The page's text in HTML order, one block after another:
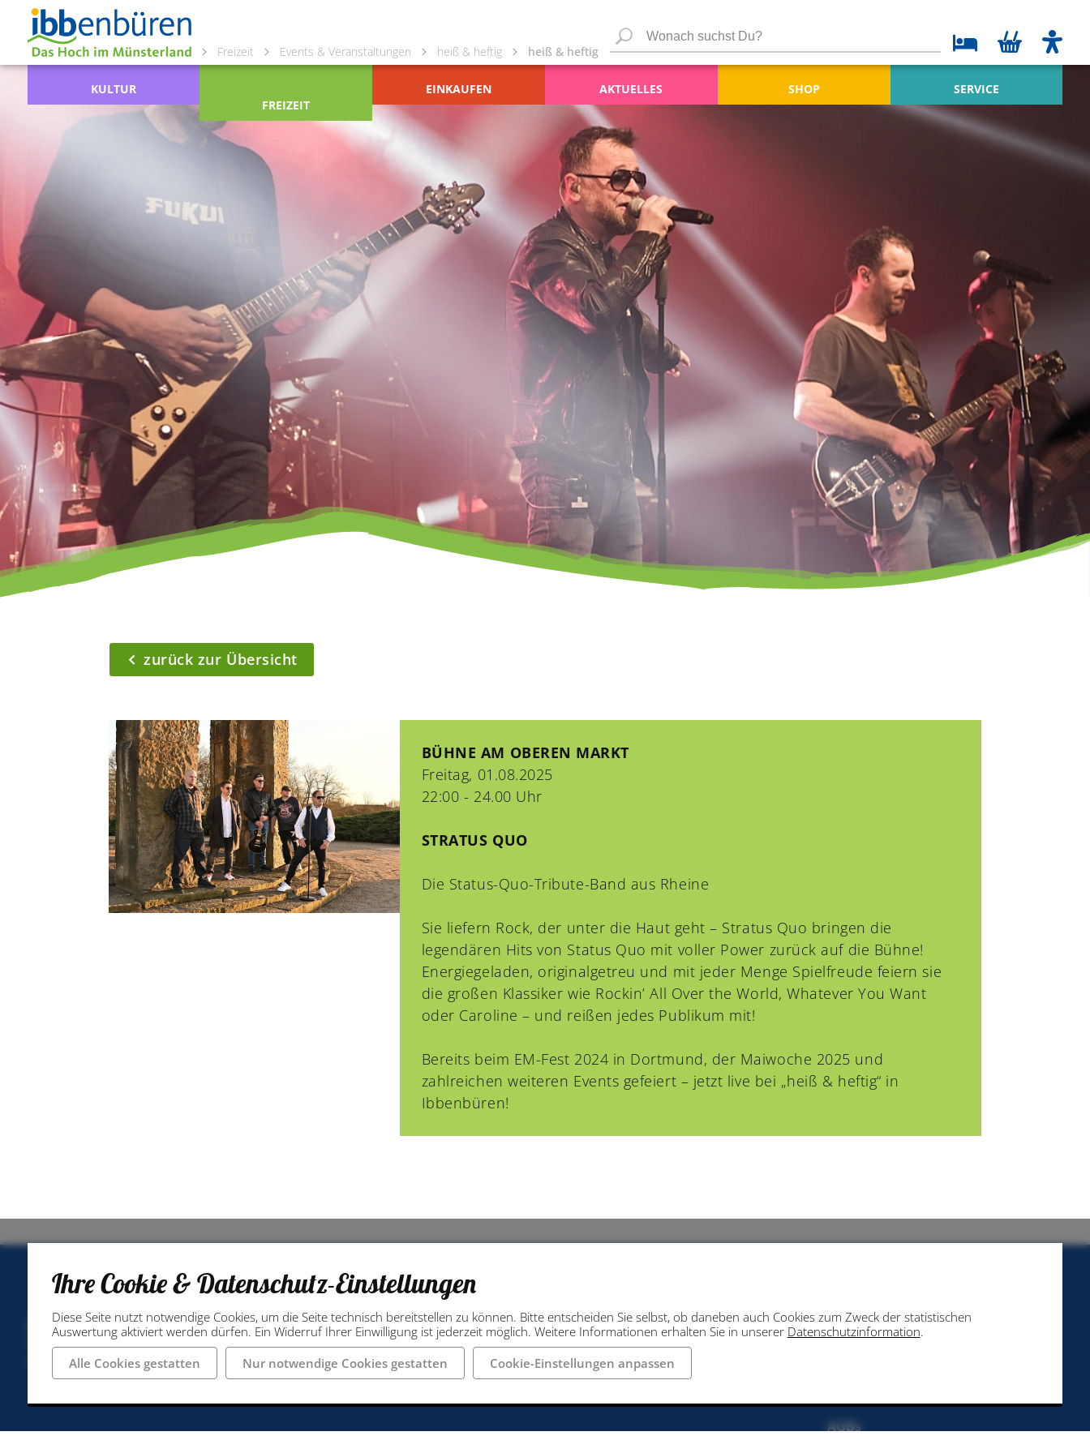
Freizeit Events & Veranstaltungen heiß & heftig heiß & heftig
KULTUR
FREIZEIT
EINKAUFEN AKTUELLES SHOP SERVICE
zurück zur Übersicht
BÜHNE AM OBEREN MARKT
Freitag, 01.08.2025
22:00 - 24.00 Uhr
STRATUS QUO
Die Status-Quo-Tribute-Band aus Rheine
Sie liefern Rock, der unter die Haut geht – Stratus Quo bringen die
legendären Hits von Status Quo mit voller Power zurück auf die Bühne!
Energiegeladen, originalgetreu und mit jeder Menge Spielfreude feiern sie
die großen Klassiker wie Rockin’ All Over the World, Whatever You Want
oder Caroline – und reißen jedes Publikum mit!
Bereits beim EM-Fest 2024 in Dortmund, der Maiwoche 2025 und
zahlreichen weiteren Events gefeiert – jetzt live bei „heiß & heftig“ in
Ibbenbüren!
Stadtmarketing Ibbenbüren GmbH
Neumarkt 39
49477 Ibbenbüren
Telefon: 05451 / 54 54 50
Telefax: 05451 / 54 54 590
info@ibbenbueren.info
Unsere Öffnungszeiten:
montags bis freitags: 10:00 - 18:00 Uhr
samstags: 10:00 - 18:00 Uhr
Impressum
AGBs
Ihre Cookie & Datenschutz-Einstellungen
Diese Seite nutzt notwendige Cookies, um die Seite technisch bereitstellen zu können. Bitte entscheiden Sie selbst, ob daneben auch Cookies zum Zweck der statistischen
Auswertung aktiviert werden dürfen. Ein Widerruf Ihrer Einwilligung ist jederzeit möglich. Weitere Informationen erhalten Sie in unserer Datenschutzinformation.
Alle Cookies gestatten
Nur notwendige Cookies gestatten Cookie-Einstellungen anpassen